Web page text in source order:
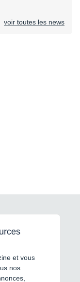
voir toutes les news
et vous
nos